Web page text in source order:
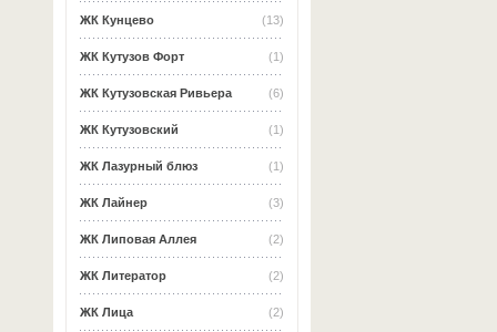
(13)
ЖК Кунцево
(1)
ЖК Кутузов Форт
(6)
ЖК Кутузовская Ривьера
(1)
ЖК Кутузовский
(1)
ЖК Лазурный блюз
(3)
ЖК Лайнер
(2)
ЖК Липовая Аллея
(2)
ЖК Литератор
(2)
ЖК Лица